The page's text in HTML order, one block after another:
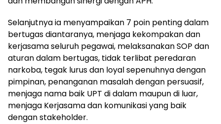
Selanjutnya ia menyampaikan 7 poin penting dalam
bertugas diantaranya, menjaga kekompakan dan
kerjasama seluruh pegawai, melaksanakan SOP dan
aturan dalam bertugas, tidak terlibat peredaran
narkoba, tegak lurus dan loyal sepenuhnya dengan
pimpinan, penanganan masalah dengan persuasif,
menjaga nama baik UPT di dalam maupun di luar,
menjaga Kerjasama dan komunikasi yang baik
dengan stakeholder.